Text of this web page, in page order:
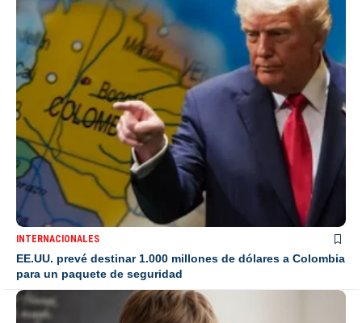
INTERNACIONALES
EE.UU. prevé destinar 1.000 millones de dólares a Colombia
para un paquete de seguridad